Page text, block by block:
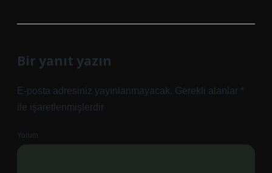
Bir yanıt yazın
E-posta adresiniz yayınlanmayacak. Gerekli alanlar *
ile işaretlenmişlerdir
Yorum